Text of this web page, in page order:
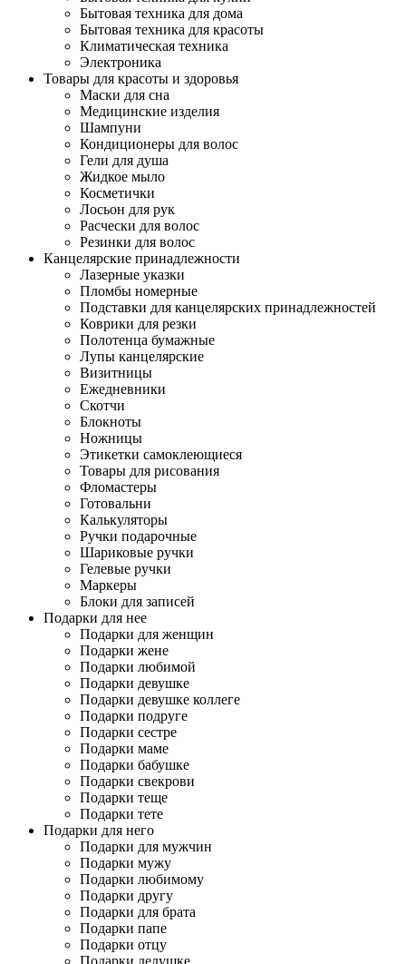
Бытовая техника для дома
Бытовая техника для красоты
Климатическая техника
Электроника
Товары для красоты и здоровья
Маски для сна
Медицинские изделия
Шампуни
Кондиционеры для волос
Гели для душа
Жидкое мыло
Косметички
Лосьон для рук
Расчески для волос
Резинки для волос
Канцелярские принадлежности
Лазерные указки
Пломбы номерные
Подставки для канцелярских принадлежностей
Коврики для резки
Полотенца бумажные
Лупы канцелярские
Визитницы
Ежедневники
Скотчи
Блокноты
Ножницы
Этикетки самоклеющиеся
Товары для рисования
Фломастеры
Готовальни
Калькуляторы
Ручки подарочные
Шариковые ручки
Гелевые ручки
Маркеры
Блоки для записей
Подарки для нее
Подарки для женщин
Подарки жене
Подарки любимой
Подарки девушке
Подарки девушке коллеге
Подарки подруге
Подарки сестре
Подарки маме
Подарки бабушке
Подарки свекрови
Подарки теще
Подарки тете
Подарки для него
Подарки для мужчин
Подарки мужу
Подарки любимому
Подарки другу
Подарки для брата
Подарки папе
Подарки отцу
Подарки дедушке